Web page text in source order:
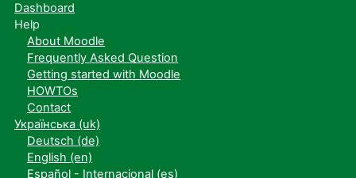
Dashboard
Help
About Moodle
Frequently Asked Question
Getting started with Moodle
HOWTOs
Contact
Українська ‎(uk)‎
Deutsch ‎(de)‎
English ‎(en)‎
Español - Internacional ‎(es)‎